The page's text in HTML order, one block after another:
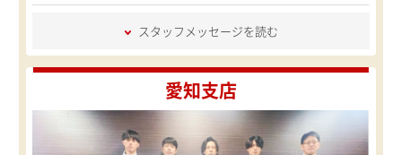
スタッフメッセージを読む
愛知支店